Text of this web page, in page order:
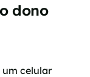
dono
um celular